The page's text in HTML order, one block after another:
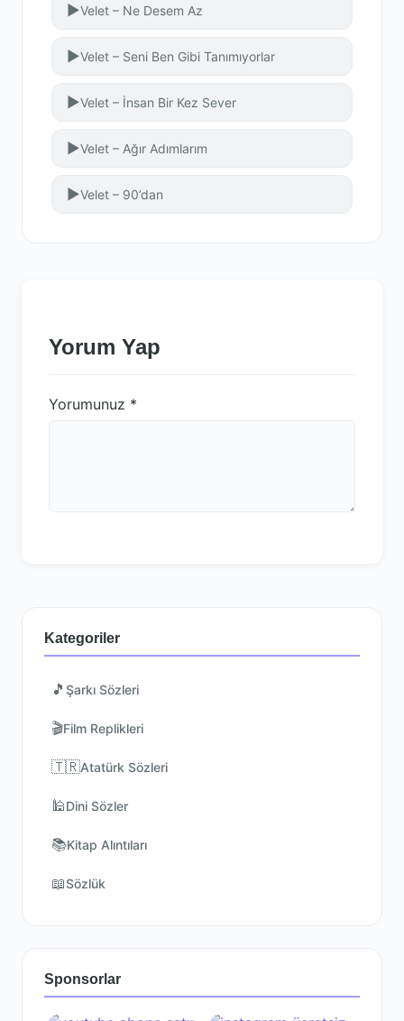
▶Velet – Ne Desem Az
▶Velet – Seni Ben Gibi Tanımıyorlar
▶Velet – İnsan Bir Kez Sever
▶Velet – Ağır Adımlarım
▶Velet – 90’dan
Yorum Yap
Yorumunuz *
Kategoriler
🎵 Şarkı Sözleri
🎬Film Replikleri
🇹🇷Atatürk Sözleri
🕌Dini Sözler
📚Kitap Alıntıları
📖Sözlük
Sponsorlar